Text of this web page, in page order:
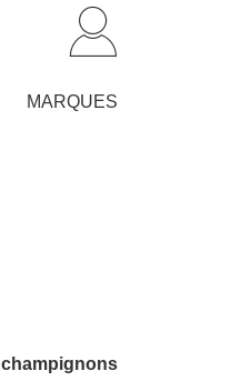
MARQUES
champignons